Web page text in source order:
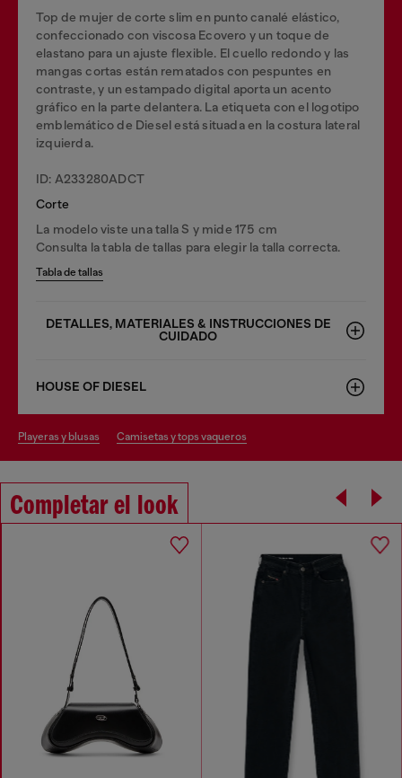
Top de mujer de corte slim en punto canalé elástico,
confeccionado con viscosa Ecovero y un toque de
elastano para un ajuste flexible. El cuello redondo y las
mangas cortas están rematados con pespuntes en
contraste, y un estampado digital aporta un acento
gráfico en la parte delantera. La etiqueta con el logotipo
emblemático de Diesel está situada en la costura lateral
izquierda.
ID: A233280ADCT
Corte
La modelo viste una talla S y mide 175 cm
Consulta la tabla de tallas para elegir la talla correcta.
Tabla de tallas
DETALLES, MATERIALES & INSTRUCCIONES DE
CUIDADO
HOUSE OF DIESEL
playeras y blusas camisetas y tops vaqueros
Completar el look